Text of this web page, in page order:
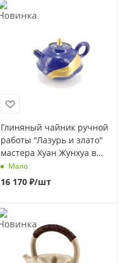
Глиняный чайник ручной
работы "Лазурь и злато"
мастера Хуан Жунхуа в
стиле Сино
Мало
16 170 ₽/шт